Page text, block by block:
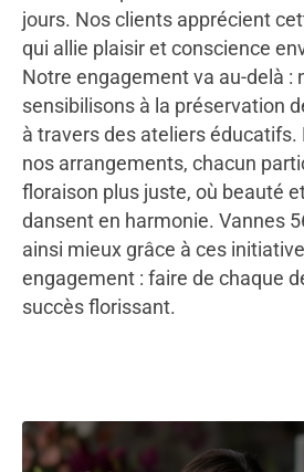
jours. Nos clients apprécient
qui allie plaisir et conscience
Notre engagement va au-delà :
sensibilisons à la préservation
à travers des ateliers éducatifs.
nos arrangements, chacun
floraison plus juste, où beauté
dansent en harmonie. Vannes
ainsi mieux grâce à ces
engagement : faire de chaque
succès florissant.